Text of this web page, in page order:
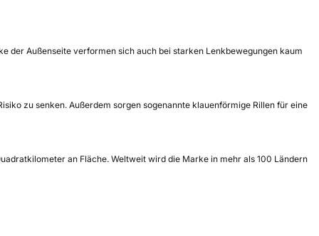
der Außenseite verformen sich auch bei starken Lenkbewegungen kaum
zu senken. Außerdem sorgen sogenannte klauenförmige Rillen für eine
an Fläche. Weltweit wird die Marke in mehr als 100 Ländern